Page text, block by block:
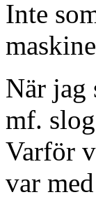
Inte
När jag
mf.
Varför
var